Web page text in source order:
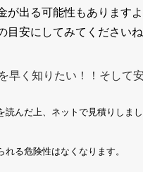
が出る可能性もあります
安にしてみてくださいね
早く知りたい！！そして
んだ上、ネットで見積りしまし
る危険性はなくなります。